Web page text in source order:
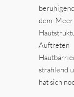
dem
strahlend
hat sich